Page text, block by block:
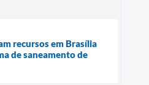
recursos em Brasília
de saneamento de